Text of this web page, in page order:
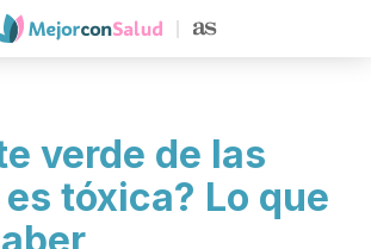
verde de las
tóxica? Lo que